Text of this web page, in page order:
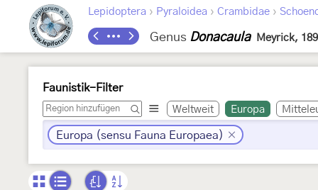
Lepidoptera › Pyraloidea › Crambidae ›
Genus Donacaula Meyrick,
Faunistik-Filter
Weltweit Europa
Europa (sensu Fauna Europaea)